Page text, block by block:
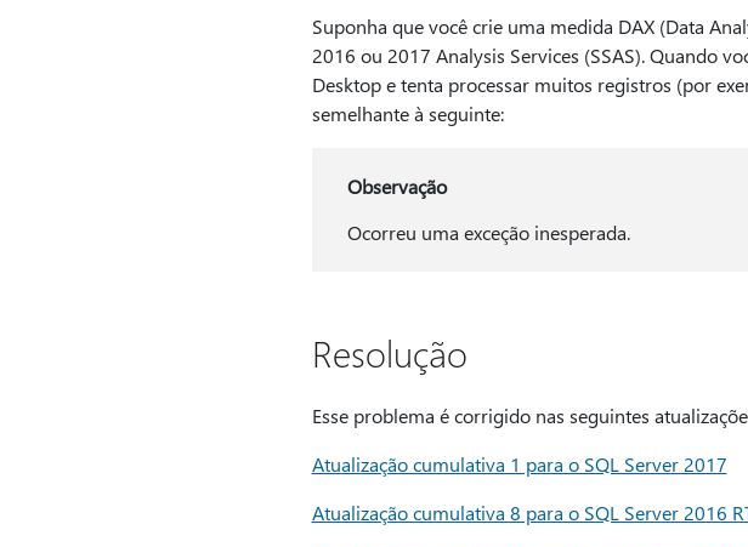
Suponha que você crie uma medida DAX (Data
2016 ou 2017 Analysis Services (SSAS). Quando
Desktop e tenta processar muitos registros (por
semelhante à seguinte:
Observação
Ocorreu uma exceção inesperada.
Resolução
Esse problema é corrigido nas seguintes
Atualização cumulativa 1 para o SQL Server 2017
Atualização cumulativa 8 para o SQL Server 2016